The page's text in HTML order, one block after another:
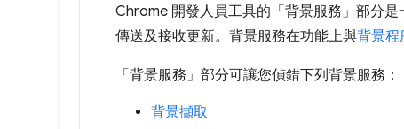
Chrome 開發人員工具的「背景服務」 部分是
傳送及接收更新。背景服務在功能上與背景程
「背景服務」 部分可讓您偵錯下列背景服務：
背景擷取